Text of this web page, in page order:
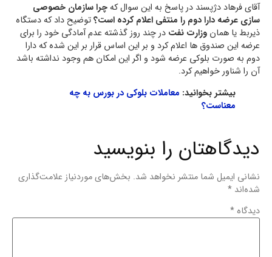
آقای فرهاد دژپسند در پاسخ به این سوال کهچرا سازمان خصوصی
سازی عرضه دارا دوم را منتفی اعلام کرده است؟توضیح داد که دستگاه
ذیربط یا همان وزارت نفت در چند روز گذشته عدم آمادگی خود را برای
عرضه این صندوق ها اعلام کرد و بر این اساس قرار بر این شده که دارا
دوم به صورت بلوکی عرضه شود و اگر این امکان هم وجود نداشته باشد
آن را شناور خواهیم کرد.
بیشتر بخوانید: معاملات بلوکی در بورس به چه
معناست؟
دیدگاهتان را بنویسید
نشانی ایمیل شما منتشر نخواهد شد. بخش‌های موردنیاز علامت‌گذاری
شده‌اند *
دیدگاه *